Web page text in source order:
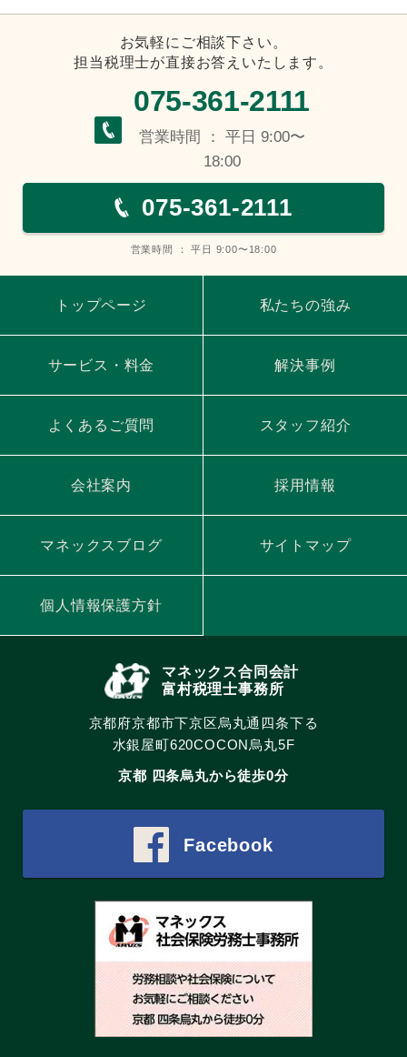
お気軽にご相談下さい。
担当税理士が直接お答えいたします。
075-361-2111
営業時間 ： 平日 9:00〜
18:00
075-361-2111
営業時間 ： 平日 9:00〜18:00
トップページ 私たちの強み
サービス・料金 解決事例
よくあるご質問 スタッフ紹介
会社案内 採用情報
マネックスブログ サイトマップ
個人情報保護方針
マネックス合同会計
富村税理士事務所
京都府京都市下京区烏丸通四条下る
水銀屋町620COCON烏丸5F
京都 四条烏丸から徒歩0分
Facebook